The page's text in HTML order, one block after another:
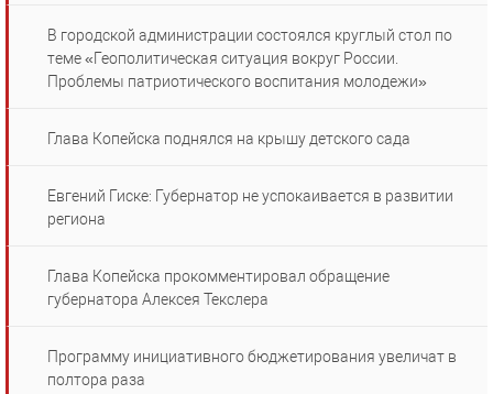
В городской администрации состоялся круглый стол по
теме «Геополитическая ситуация вокруг России.
Проблемы патриотического воспитания молодежи»
Глава Копейска поднялся на крышу детского сада
Евгений Гиске: Губернатор не успокаивается в развитии
региона
Глава Копейска прокомментировал обращение
губернатора Алексея Текслера
Программу инициативного бюджетирования увеличат в
полтора раза